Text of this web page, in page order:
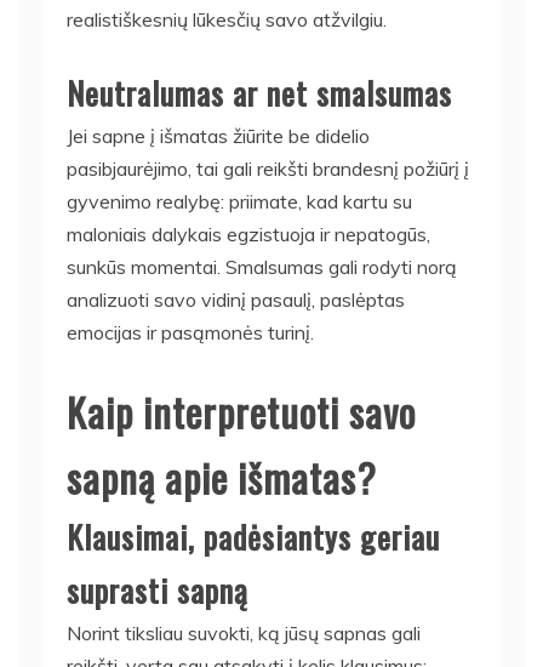
realistiškesnių lūkesčių savo atžvilgiu.
Neutralumas ar net smalsumas
Jei sapne į išmatas žiūrite be didelio
pasibjaurėjimo, tai gali reikšti brandesnį požiūrį į
gyvenimo realybę: priimate, kad kartu su
maloniais dalykais egzistuoja ir nepatogūs,
sunkūs momentai. Smalsumas gali rodyti norą
analizuoti savo vidinį pasaulį, paslėptas
emocijas ir pasąmonės turinį.
Kaip interpretuoti savo
sapną apie išmatas?
Klausimai, padėsiantys geriau
suprasti sapną
Norint tiksliau suvokti, ką jūsų sapnas gali